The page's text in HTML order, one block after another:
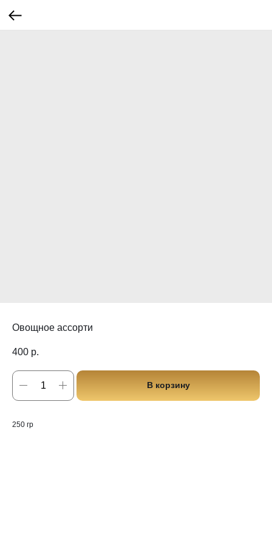
Овощное ассорти
400 р.
В корзину
250 гр